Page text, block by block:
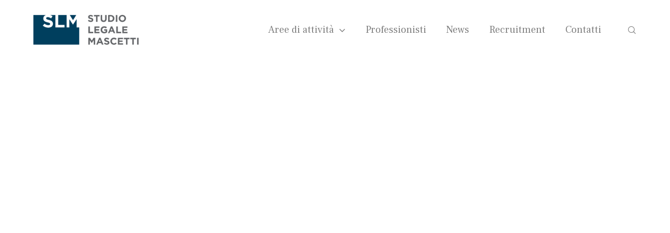
Aree di attività Professionisti News Recruitment Contatti